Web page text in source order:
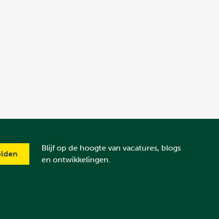
Blijf op de hoogte van vacatures, blogs
en ontwikkelingen.